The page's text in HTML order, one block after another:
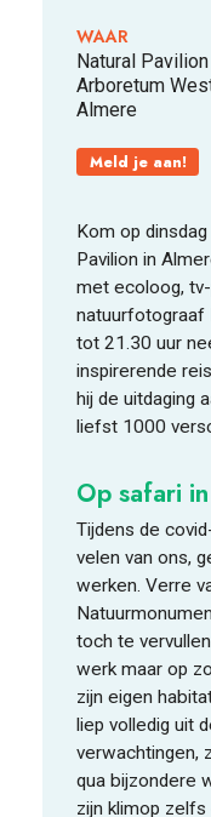
WAAR
Natural Pavilion
Arboretum
Almere
Meld je aan!
Kom op
Pavilion in
met ecoloog,
natuurfotograaf
tot 21.30 uur
inspirerende
hij de uitdaging
liefst 1000
Op safari
Tijdens de
velen van ons,
werken. Verre
toch te
werk maar op
zijn eigen
liep volledig uit
verwachtingen,
qua bijzondere
zijn klimop